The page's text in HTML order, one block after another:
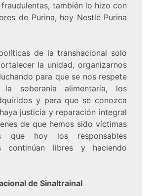
también lo hizo con
de Purina, hoy Nestlé Purina
de la transnacional solo
la unidad, organizarnos
para que se nos respete
soberanía alimentaria, los
y para que se conozca
justicia y reparación integral
de que hemos sido víctimas
hoy los responsables
continúan libres y haciendo
de Sinaltrainal